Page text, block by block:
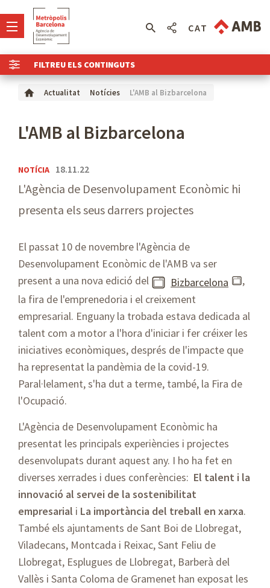
FILTREU ELS CONTINGUTS
CAT
Actualitat Notícies L'AMB al Bizbarcelona
L'AMB al Bizbarcelona
NOTÍCIA 18.11.22
L'Agència de Desenvolupament Econòmic hi
presenta els seus darrers projectes
El passat 10 de novembre l'Agència de
Desenvolupament Econòmic de l'AMB va ser
present a una nova edició del
Bizbarcelona
,
la fira de l'emprenedoria i el creixement
empresarial. Enguany la trobada estava dedicada al
talent com a motor a l'hora d'iniciar i fer créixer les
iniciatives econòmiques, després de l'impacte que
ha representat la pandèmia de la covid-19.
Paral·lelament, s'ha dut a terme, també, la Fira de
l'Ocupació.
L'Agència de Desenvolupament Econòmic ha
presentat les principals experiències i projectes
desenvolupats durant aquest any. I ho ha fet en
diverses xerrades i dues conferències: El talent i la
innovació al servei de la sostenibilitat
empresarial i La importància del treball en xarxa.
També els ajuntaments de Sant Boi de Llobregat,
Viladecans, Montcada i Reixac, Sant Feliu de
Llobregat, Esplugues de Llobregat, Barberà del
Vallès i Santa Coloma de Gramenet han exposat les